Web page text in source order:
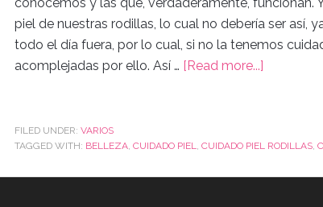
piel de nuestras rodillas, lo cual no debería ser así,
todo el día fuera, por lo cual, si no la tenemos
acomplejadas por ello. Así … [Read more...]
FILED UNDER: VARIOS
TAGGED WITH: BELLEZA, CUIDADO PIEL, CUIDADO PIEL RODILLAS,